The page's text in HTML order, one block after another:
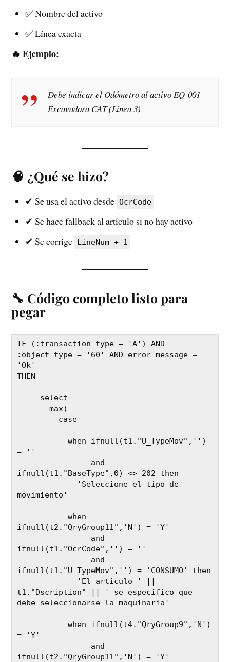
✅ Nombre del activo
✅ Línea exacta
🔥 Ejemplo:
Debe indicar el Odómetro al activo EQ-001 –
Excavadora CAT (Línea 3)
🧠 ¿Qué se hizo?
✔ Se usa el activo desde OcrCode
✔ Se hace fallback al artículo si no hay activo
✔ Se corrige LineNum + 1
🔧 Código completo listo para
pegar
IF (:transaction_type = 'A') AND
:object_type = '60' AND error_message =
'Ok'
THEN
       max(
           when ifnull(t1."U_TypeMov",'')
= ''
ifnull(t1."BaseType",0) <> 202 then
movimiento'
           when
ifnull(t2."QryGroup11",'N') = 'Y'
ifnull(t1."OcrCode",'') = ''
ifnull(t1."U_TypeMov",'') = 'CONSUMO' then
t1."Dscription" || ' se especifico que
debe seleccionarse la maquinaria'
           when ifnull(t4."QryGroup9",'N')
= 'Y'
ifnull(t2."QryGroup11",'N') = 'Y'